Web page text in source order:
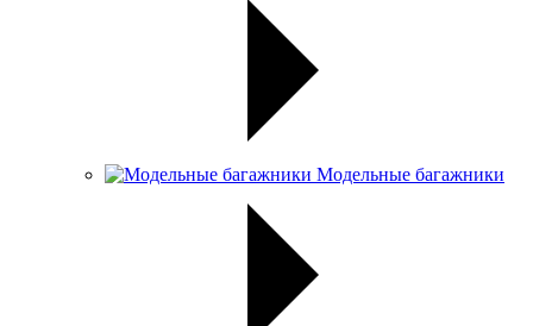
Модельные багажники